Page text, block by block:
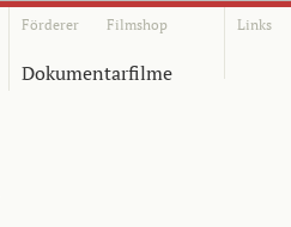
Förderer Filmshop Links
Dokumentarfilme